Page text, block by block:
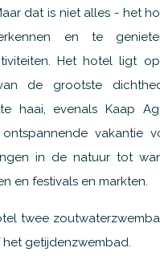
dat is niet alles - het
en te
Het hotel ligt
de grootste
haai, evenals Kaap
vakantie
in de natuur tot
en festivals en markten.
twee
getijdenzwembad.